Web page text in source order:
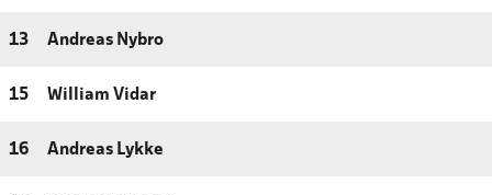
13 Andreas Nybro
15 William Vidar
16 Andreas Lykke